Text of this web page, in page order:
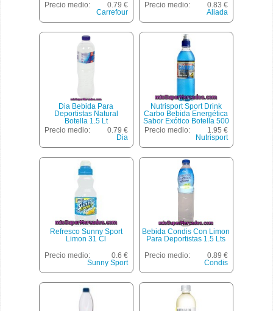
Precio medio:
0.79 €
Carrefour
Precio medio:
0.83 €
Aliada
Dia Bebida Para
Deportistas Natural
Botella 1.5 Lt
Precio medio:
0.79 €
Dia
Nutrisport Sport Drink
Carbo Bebida Energética
Sabor Exótico Botella 500
Ml
Precio medio:
1.95 €
Nutrisport
Refresco Sunny Sport
Limon 31 Cl
Precio medio:
0.6 €
Sunny Sport
Bebida Condis Con Limon
Para Deportistas 1.5 Lts
Precio medio:
0.89 €
Condis